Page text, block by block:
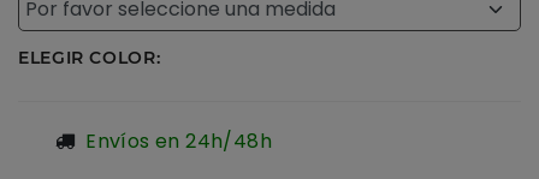
ELEGIR COLOR:
Envíos en 24h/48h